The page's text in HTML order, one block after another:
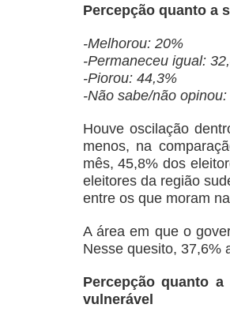
Percepção quanto a
-Melhorou: 20%
-Permaneceu igual:
-Piorou: 44,3%
-Não sabe/não opinou:
Houve oscilação
menos, na
mês, 45,8% dos
eleitores da região
entre os que moram
A área em que o
Nesse quesito, 37,6%
Percepção quanto
vulnerável